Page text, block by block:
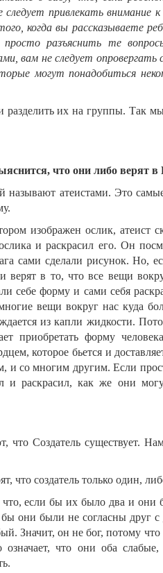
привлекать внимание
когда вы рассказываете
разъяснить те
вам не следует опровергать
могут понадобиться
их на группы. Так
что они либо верят в
называют атеистами. Это
изображен ослик, атеист
и раскрасил его. Он
сами сделали рисунок. Но,
верят в то, что все вещи
себе форму и сами себя
вещи вокруг нас куда
из капли жидкости.
приобретать форму
которое бьется и
и со многим другим. Если
и раскрасил, как же они
что Создатель существует.
что создатель только один,
если бы их было два и они
они были не согласны друг с
Значит, он не бог, потому
означает, что они оба